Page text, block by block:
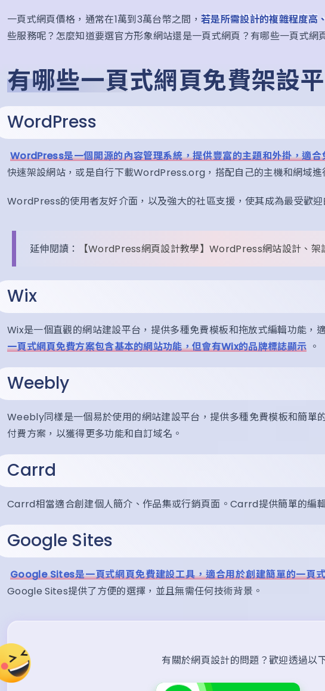
一頁式網頁價格，通常在1萬到3萬台幣之間， 若是所需設計的複雜程度高
些服務呢？怎麼知道要選官方形象網站還是一頁式網頁？有哪些一頁式網
有哪些一頁式網頁免費架設
WordPress
WordPress是一個開源的內容管理系統，提供豐富的主題和外掛，適合
快速架設網站，或是自行下載WordPress.org，搭配自己的主機和網域進
WordPress的使用者友好介面，以及強大的社區支援，使其成為最受歡迎
延伸閱讀： 【WordPress網頁設計教學】WordPress網站設計、架
Wix
Wix是一個直觀的網站建設平台，提供多種免費模板和拖放式編輯功能，
一頁式網頁免費方案包含基本的網站功能，但會有Wix的品牌標誌顯示 。
Weebly
Weebly同樣是一個易於使用的網站建設平台，提供多種免費模板和簡單
付費方案，以獲得更多功能和自訂域名。
Carrd
Carrd相當適合創建個人簡介、作品集或行銷頁面。Carrd提供簡單的編
Google Sites
Google Sites是一頁式網頁免費建設工具，適合用於創建簡單的一頁
Google Sites提供了方便的選擇，並且無需任何技術背景。
有關於網頁設計的問題？歡迎透過以